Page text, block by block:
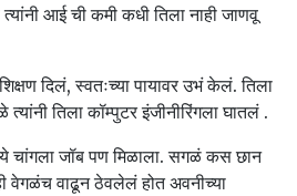
आई ची कमी कधी तिला नाही जाणवू
शिक्षण दिलं, स्वतःच्या पायावर उभं केलं. तिला
तिला कॉम्पुटर इंजीनीरिंगला घातलं .
चांगला जॉब पण मिळाला. सगळं कस छान
वेगळंच वाढून ठेवलेलं होत अवनीच्या